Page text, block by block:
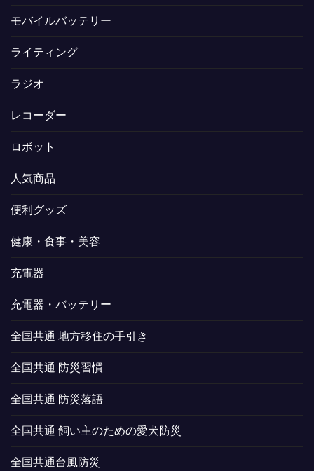
モバイルバッテリー
ライティング
ラジオ
レコーダー
ロボット
人気商品
便利グッズ
健康・食事・美容
充電器
充電器・バッテリー
全国共通 地方移住の手引き
全国共通 防災習慣
全国共通 防災落語
全国共通 飼い主のための愛犬防災
全国共通台風防災